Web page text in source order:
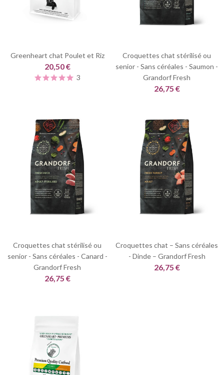
Greenheart chat Poulet et Riz
20,50 €
3
Croquettes chat stérilisé ou
senior - Sans céréales - Saumon -
Grandorf Fresh
26,75 €
Croquettes chat stérilisé ou
senior - Sans céréales - Canard -
Grandorf Fresh
26,75 €
Croquettes chat – Sans céréales
- Dinde – Grandorf Fresh
26,75 €